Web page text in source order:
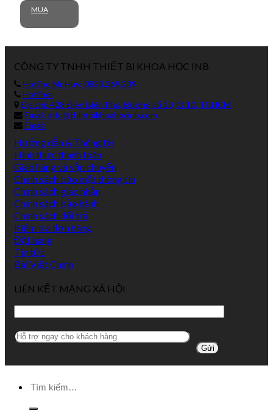
MUA
CÔNG TY TNHH THIẾT BỊ KHOA HỌC INB
Hotline Mr Huy: 0823.269.239
Hotline:
Địa chỉ: 428 Điện Biên Phủ, Đường số 10, Q.10, TP.HCM
Email: info@thietbikhoahocinb.com
Email:
Hướng dẫn & Thông tin
Hình thức thanh toán
Giao hàng và vận chuyển
Chính sách bảo mật thông tin
Chính sách giao nhận
Chính sách bảo hành
Chính sách đổi trả
Kiểm tra đơn hàng
Đặt hàng
Tin tức
Bài Viết Chính
LIÊN KẾT MẠNG XÃ HỘI